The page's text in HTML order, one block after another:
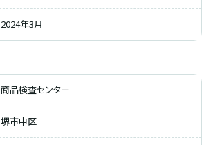
2024年3月
商品検査センター
堺市中区